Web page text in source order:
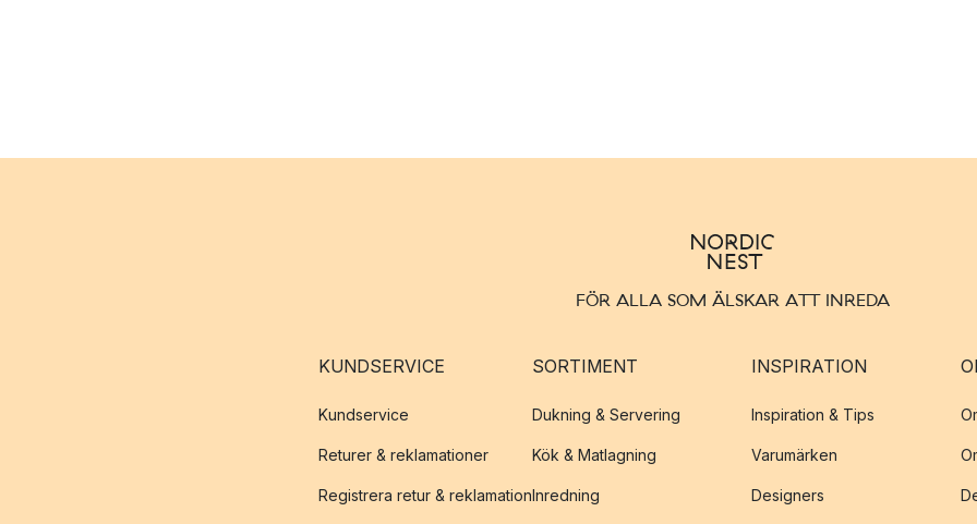
FÖR ALLA SOM ÄLSKAR ATT INREDA
KUNDSERVICE
Kundservice
Returer & reklamationer
Registrera retur & reklamation
SORTIMENT
Dukning & Servering
Kök & Matlagning
Inredning
INSPIRATION
Inspiration & Tips
Varumärken
Designers